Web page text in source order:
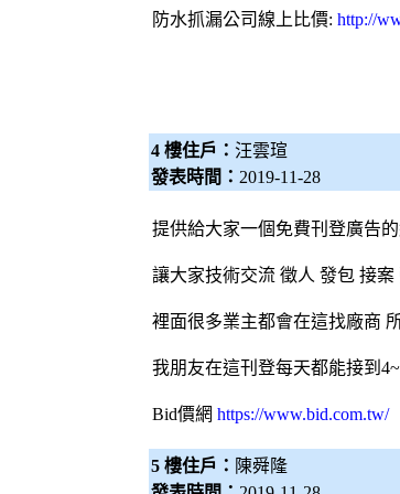
防水抓漏公司線上比價: http://
4 樓住戶： 汪雲瑄
發表時間： 2019-11-28
提供給大家一個免費刊登廣告
讓大家技術交流 徵人 發包 接
裡面很多業主都會在這找廠商
我朋友在這刊登每天都能接到
Bid價網 https://www.bid.com.tw/
5 樓住戶： 陳舜隆